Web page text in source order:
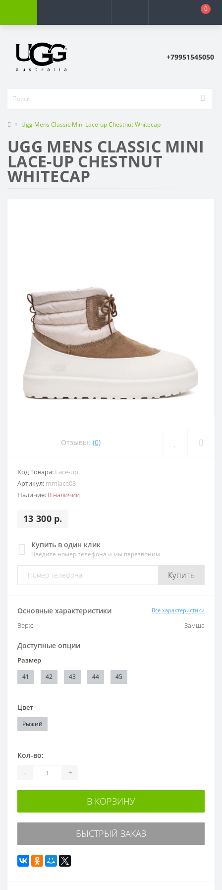
0
+79951545050
Ugg Mens Classic Mini Lace-up Chestnut Whitecap
UGG MENS CLASSIC MINI
LACE-UP CHESTNUT
WHITECAP
Отзывы: (0)
Код Товара: Lace-up
Артикул: mmlace03
Наличие: В наличии
13 300 р.
Купить в один клик
Введите номер телефона и мы перезвоним
Купить
Основные характеристики Все характеристики
Верх: Замша
Доступные опции
Размер
41 42 43 44 45
Цвет
Рыжий
Кол-во:
- +
В КОРЗИНУ
БЫСТРЫЙ ЗАКАЗ